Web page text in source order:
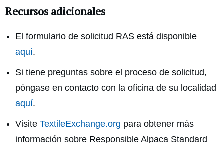
Recursos adicionales
El formulario de solicitud RAS está disponible
aquí.
Si tiene preguntas sobre el proceso de solicitud,
póngase en contacto con la oficina de su localidad
aquí.
Visite TextileExchange.org para obtener más
información sobre Responsible Alpaca Standard